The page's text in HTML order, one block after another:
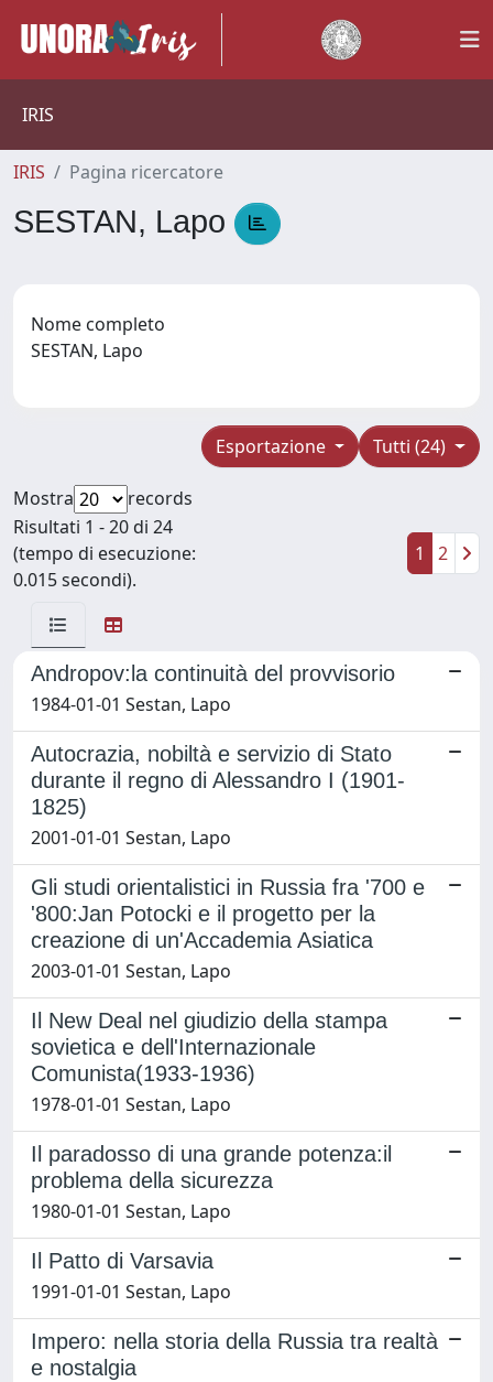
IRIS
IRIS Pagina ricercatore
SESTAN, Lapo
Nome completo
SESTAN, Lapo
Tutti (24)
Esportazione
Mostra
records
Risultati 1 - 20 di 24
(tempo di esecuzione:
0.015 secondi).
1 2
Andropov:la continuità del provvisorio
1984-01-01 Sestan, Lapo
Autocrazia, nobiltà e servizio di Stato
durante il regno di Alessandro I (1901-
1825)
2001-01-01 Sestan, Lapo
Gli studi orientalistici in Russia fra '700 e
'800:Jan Potocki e il progetto per la
creazione di un'Accademia Asiatica
2003-01-01 Sestan, Lapo
Il New Deal nel giudizio della stampa
sovietica e dell'Internazionale
Comunista(1933-1936)
1978-01-01 Sestan, Lapo
Il paradosso di una grande potenza:il
problema della sicurezza
1980-01-01 Sestan, Lapo
Il Patto di Varsavia
1991-01-01 Sestan, Lapo
Impero: nella storia della Russia tra realtà
e nostalgia